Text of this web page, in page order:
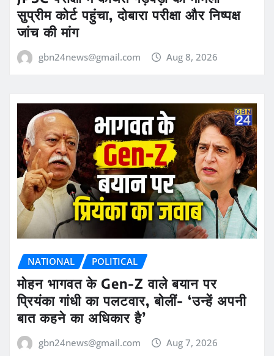
सुप्रीम कोर्ट पहुंचा, दोबारा परीक्षा और निष्पक्ष
जांच की मांग
gbn24news@gmail.com Aug 8, 2026
NATIONAL POLITICAL
मोहन भागवत के Gen-Z वाले बयान पर
प्रियंका गांधी का पलटवार, बोलीं- ‘उन्हें अपनी
बात कहने का अधिकार है’
gbn24news@gmail.com Aug 7, 2026